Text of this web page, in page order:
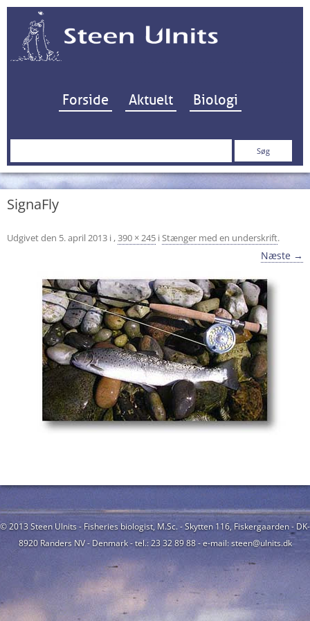
Hop til indhold
Forside Aktuelt Biologi
Søg
SignaFly
Udgivet den 5. april 2013 i ,390 × 245 iStænger med en underskrift.
Næste →
© 2013 Steen Ulnits - Fisheries biologist, M.Sc. - Skytten 116, Fiskergaarden - DK-
8920 Randers NV - Denmark - tel.: 23 32 89 88 - e-mail: steen@ulnits.dk